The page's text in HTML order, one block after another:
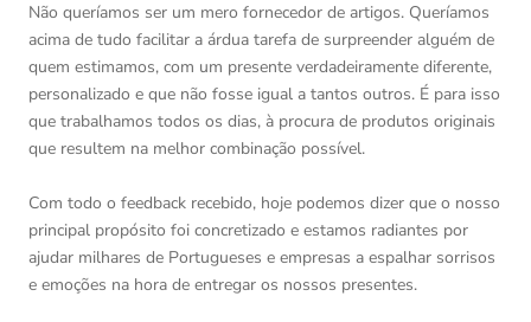
Não queríamos ser um mero fornecedor de artigos. Queríamos
acima de tudo facilitar a árdua tarefa de surpreender alguém de
quem estimamos, com um presente verdadeiramente diferente,
personalizado e que não fosse igual a tantos outros. É para isso
que trabalhamos todos os dias, à procura de produtos originais
que resultem na melhor combinação possível.
Com todo o feedback recebido, hoje podemos dizer que o nosso
principal propósito foi concretizado e estamos radiantes por
ajudar milhares de Portugueses e empresas a espalhar sorrisos
e emoções na hora de entregar os nossos presentes.